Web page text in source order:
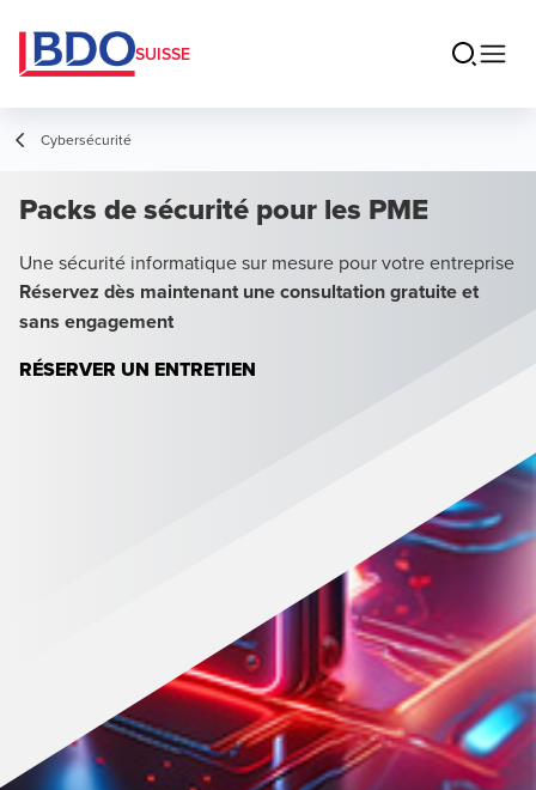
SUISSE
Cybersécurité
Packs de sécurité pour les PME
Une sécurité informatique sur mesure pour votre entreprise
Réservez dès maintenant une consultation gratuite et
sans engagement
RÉSERVER UN ENTRETIEN